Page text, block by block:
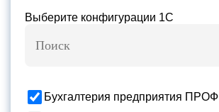
Выберите конфигурации 1С
Бухгалтерия предприятия ПРОФ